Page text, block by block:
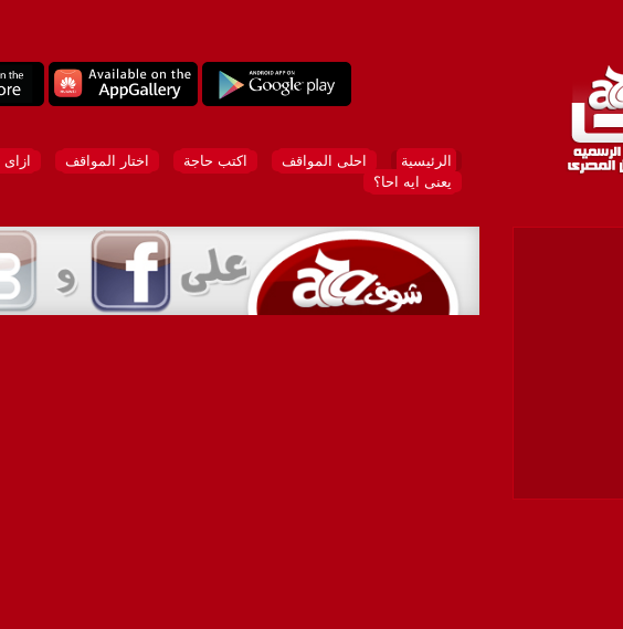
الرئيسية احلى المواقف اكتب حاجة اختار المواقف
يعنى ايه احا؟